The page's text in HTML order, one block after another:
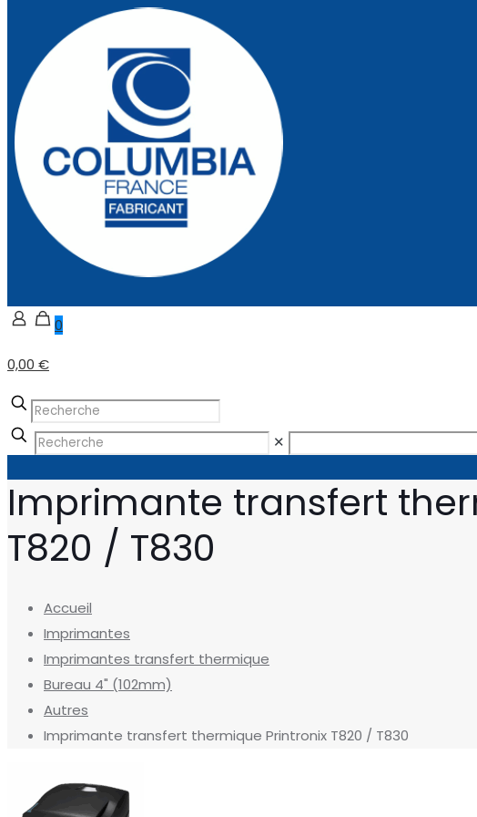
0
0,00 €
✕
Imprimante transfert
T820 / T830
Accueil
Imprimantes
Imprimantes transfert thermique
Bureau 4" (102mm)
Autres
Imprimante transfert thermique Printronix T820 / T830